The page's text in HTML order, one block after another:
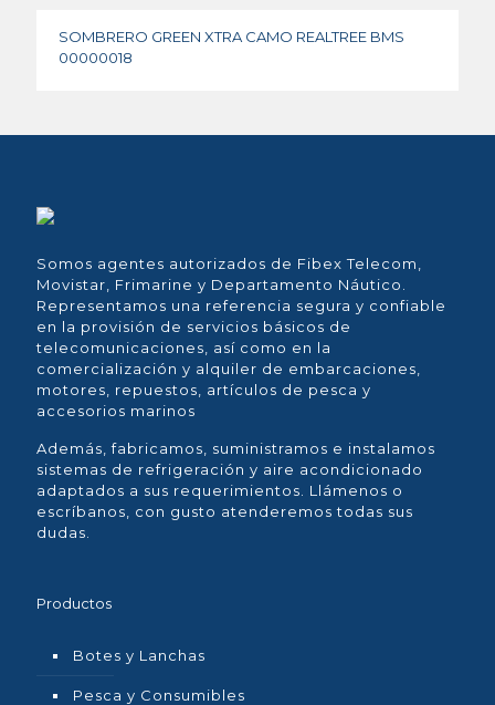
SOMBRERO GREEN XTRA CAMO REALTREE BMS
00000018
Somos agentes autorizados de Fibex Telecom,
Movistar, Frimarine y Departamento Náutico.
Representamos una referencia segura y confiable
en la provisión de servicios básicos de
telecomunicaciones, así como en la
comercialización y alquiler de embarcaciones,
motores, repuestos, artículos de pesca y
accesorios marinos
Además, fabricamos, suministramos e instalamos
sistemas de refrigeración y aire acondicionado
adaptados a sus requerimientos. Llámenos o
escríbanos, con gusto atenderemos todas sus
dudas.
Productos
Botes y Lanchas
Pesca y Consumibles